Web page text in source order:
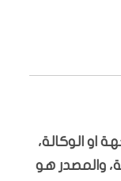
او الوكالة،
والمصدر هو